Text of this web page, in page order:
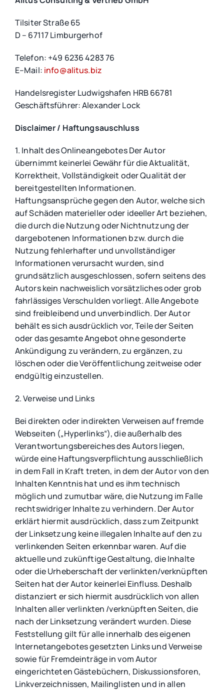
Tilsiter Straße 65
D – 67117 Limburgerhof
Telefon: +49 6236 4283 76
E–Mail: info@alitus.biz
Handelsregister Ludwigshafen HRB 66781
Geschäftsführer: Alexander Lock
Disclaimer / Haftungsauschluss
1. Inhalt des Onlineangebotes Der Autor
übernimmt keinerlei Gewähr für die Aktualität,
Korrektheit, Vollständigkeit oder Qualität der
bereitgestellten Informationen.
Haftungsansprüche gegen den Autor, welche sich
auf Schäden materieller oder ideeller Art beziehen,
die durch die Nutzung oder Nichtnutzung der
dargebotenen Informationen bzw. durch die
Nutzung fehlerhafter und unvollständiger
Informationen verursacht wurden, sind
grundsätzlich ausgeschlossen, sofern seitens des
Autors kein nachweislich vorsätzliches oder grob
fahrlässiges Verschulden vorliegt. Alle Angebote
sind freibleibend und unverbindlich. Der Autor
behält es sich ausdrücklich vor, Teile der Seiten
oder das gesamte Angebot ohne gesonderte
Ankündigung zu verändern, zu ergänzen, zu
löschen oder die Veröffentlichung zeitweise oder
endgültig einzustellen.
2. Verweise und Links
Bei direkten oder indirekten Verweisen auf fremde
Webseiten („Hyperlinks“), die außerhalb des
Verantwortungsbereiches des Autors liegen,
würde eine Haftungsverpflichtung ausschließlich
in dem Fall in Kraft treten, in dem der Autor von den
Inhalten Kenntnis hat und es ihm technisch
möglich und zumutbar wäre, die Nutzung im Falle
rechtswidriger Inhalte zu verhindern. Der Autor
erklärt hiermit ausdrücklich, dass zum Zeitpunkt
der Linksetzung keine illegalen Inhalte auf den zu
verlinkenden Seiten erkennbar waren. Auf die
aktuelle und zukünftige Gestaltung, die Inhalte
oder die Urheberschaft der verlinkten/verknüpften
Seiten hat der Autor keinerlei Einfluss. Deshalb
distanziert er sich hiermit ausdrücklich von allen
Inhalten aller verlinkten /verknüpften Seiten, die
nach der Linksetzung verändert wurden. Diese
Feststellung gilt für alle innerhalb des eigenen
Internetangebotes gesetzten Links und Verweise
sowie für Fremdeinträge in vom Autor
eingerichteten Gästebüchern, Diskussionsforen,
Linkverzeichnissen, Mailinglisten und in allen